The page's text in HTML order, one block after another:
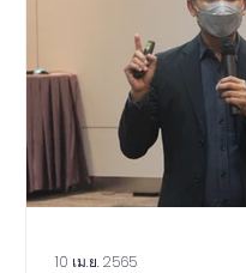
10 เม.ย. 2565